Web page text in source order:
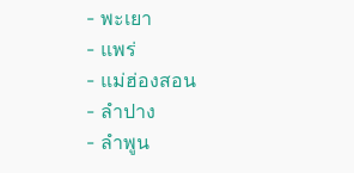
- พะเยา
- แพร่
- แม่ฮ่องสอน
- ลำปาง
- ลำพูน